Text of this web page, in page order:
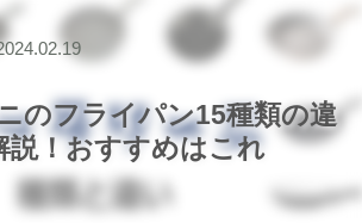
のフライパン15種類の違
説！おすすめはこれ